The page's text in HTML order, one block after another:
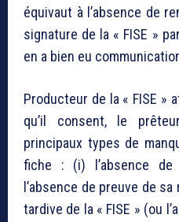
équivaut à l’absence de
signature de la « FISE »
en a bien eu
Producteur de la « FISE »
qu’il consent, le
principaux types de
fiche : (i) l’absence
l’absence de preuve de
tardive de la « FISE » (ou